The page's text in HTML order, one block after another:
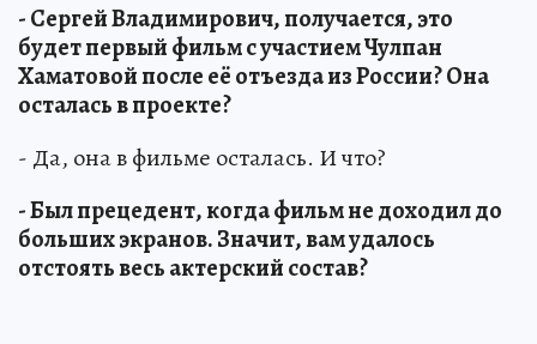
- Сергей Владимирович, получается, это
будет первый фильм с участием Чулпан
Хаматовой после её отъезда из России? Она
осталась в проекте?
- Да, она в фильме осталась. И что?
- Был прецедент, когда фильм не доходил до
больших экранов. Значит, вам удалось
отстоять весь актерский состав?